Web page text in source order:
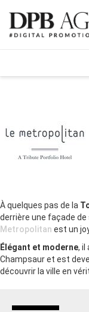
À quelques pas de la
derrière une façade de
Metropolitan est un
Élégant et moderne, il
Champsaur et est
découvrir la ville en